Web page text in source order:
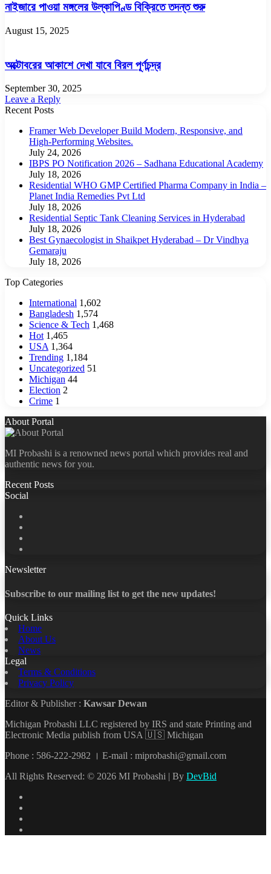
নাইজারে পাওয়া মঙ্গলের উল্কাপিণ্ড বিক্রিতে তদন্ত শুরু
August 15, 2025
অক্টোবরের আকাশে দেখা যাবে বিরল পূর্ণচন্দ্র
September 30, 2025
Leave a Reply
Recent Posts
Framer Web Developer Build Modern, Responsive, and
High-Performing Websites.
July 24, 2026
IBPS PO Notification 2026 – Sadhana Educational Academy
July 18, 2026
Residential WHO GMP Certified Pharma Company in India –
Planet India Remedies Pvt Ltd
July 18, 2026
Residential Septic Tank Cleaning Services in Hyderabad
July 18, 2026
Best Gynaecologist in Shaikpet Hyderabad – Dr Vindhya
Gemaraju
July 18, 2026
Top Categories
International 1,602
Bangladesh 1,574
Science & Tech 1,468
Hot 1,465
USA 1,364
Trending 1,184
Uncategorized 51
Michigan 44
Election 2
Crime 1
About Portal
MI Probashi is a renowned news portal which provides real and
authentic news for you.
Recent Posts
Social
Newsletter
Subscribe to our mailing list to get the new updates!
Quick Links
Home
About Us
News
Legal
Terms & Conditions
Privacy Policy
Editor & Publisher : Kawsar Dewan
Michigan Probashi LLC registered by IRS and state Printing and
Electronic Media publish from USA 🇺🇸 Michigan
Phone : 586-222-2982 । E-mail : miprobashi@gmail.com
All Rights Reserved: © 2026 MI Probashi | By DevBid